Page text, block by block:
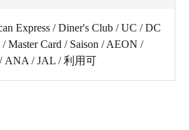
Express / Diner's Club / UC / DC
Master Card / Saison / AEON /
ANA / JAL / 利用可